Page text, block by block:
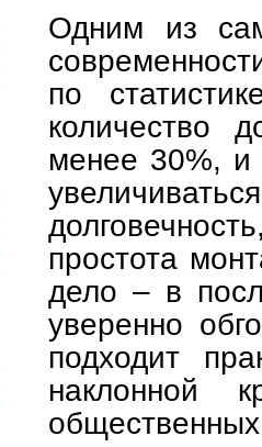
Одним из
по
количество
менее 30%,
простота
дело – в
уверенно
подходит